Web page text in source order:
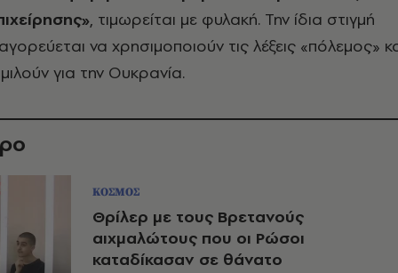
, τιμωρείται με φυλακή. Την ίδια στιγμή
να χρησιμοποιούν τις λέξεις «πόλεμος»
για την Ουκρανία.
ΚΟΣΜΟΣ
Θρίλερ με τους Βρετανούς
αιχμαλώτους που οι Ρώσοι
καταδίκασαν σε θάνατο